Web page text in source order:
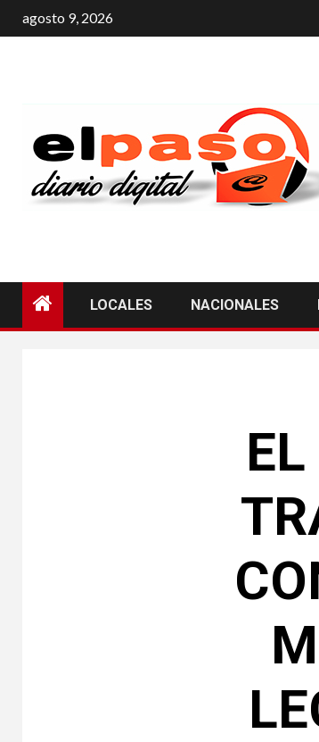
agosto 9, 2026
LOCALES NACIONALES